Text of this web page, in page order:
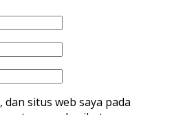
dan situs web saya pada